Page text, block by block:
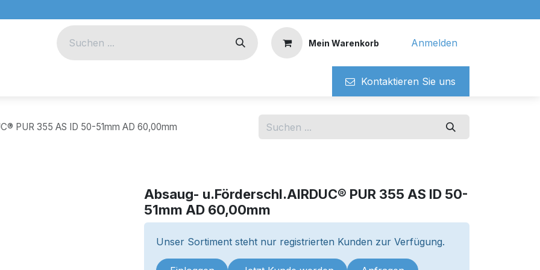
Mein Warenkorb Anmelden
Kontaktieren ​​Si​​e uns
PUR 355 AS ID 50-51mm AD 60,00mm
Absaug- u.Förderschl.AIRDUC® PUR 355 AS ID 50-
51mm AD 60,00mm
Unser Sortiment steht nur registrierten Kunden zur Verfügung.